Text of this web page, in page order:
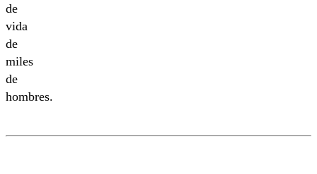
de
vida
de
miles
de
hombres.